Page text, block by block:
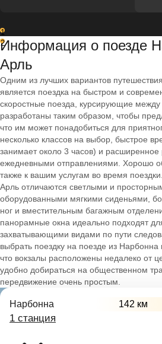
1
2
Информация о поезде
Арль
Одним из лучших вариантов
является поездка на быстром и
скоростные поезда, курсирующие
разработаны таким образом, чтобы
что им может понадобиться для
несколько классов на выбор, быстрое
занимает около 3 часов) и расширенное
ежедневными отправлениями. Хорошо
также к вашим услугам во время
Арль отличаются светлыми и
оборудованными мягкими сиденьями,
ног и вместительным багажным
панорамные окна идеально подходят
захватывающими видами по пути
выбрать поездку на поезде из Нарбонна
что вокзалы расположены недалеко от
удобно добираться на общественном
передвижение очень простым.
Нарбонна 142 км
1 станция